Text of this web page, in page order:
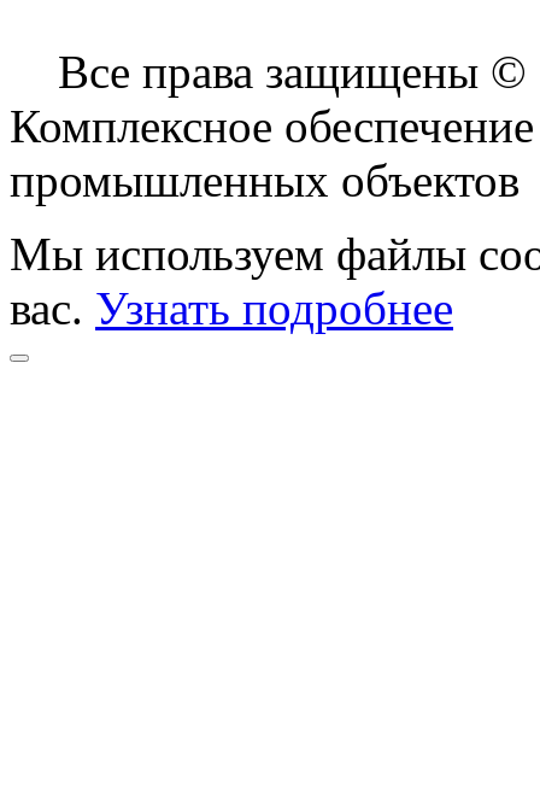
Все права защищены ©
Комплексное
промышленных объектов
Мы используем файлы
вас. Узнать подробнее